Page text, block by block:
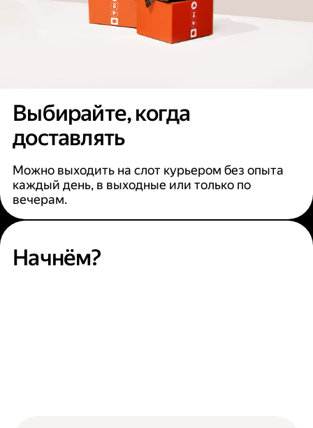
Выбирайте, когда
доставлять
Можно выходить на слот курьером без опыта
каждый день, в выходные или только по
вечерам.
Начнём?